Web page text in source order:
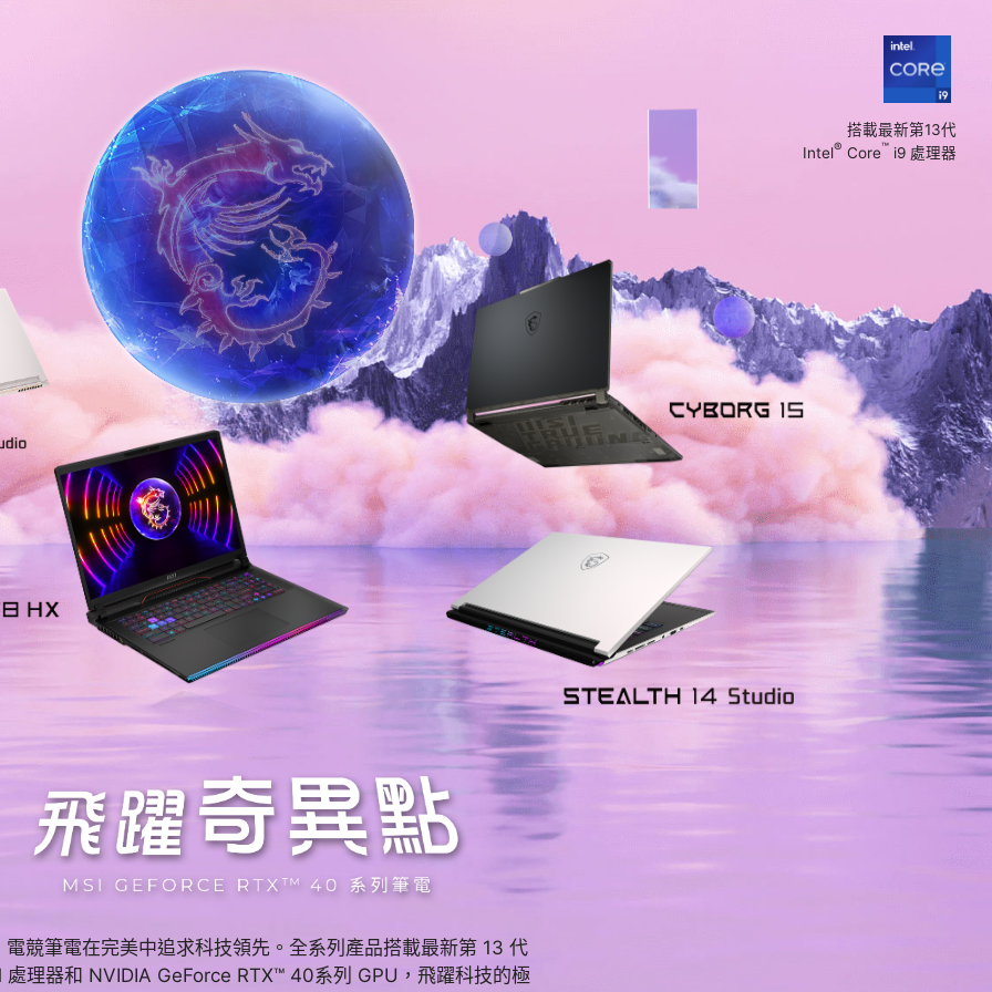
搭載最新第13代
Intel® Core™ i9 處理器
電競筆電在完美中追求科技領先。全系列產品搭載最新第 13 代
處理器和 NVIDIA GeForce RTX™ 40系列 GPU，飛躍科技的極